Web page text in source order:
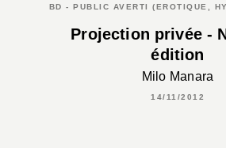
BD - PUBLIC AVERTI (EROTIQUE,
Projection privée -
édition
Milo Manara
14/11/2012